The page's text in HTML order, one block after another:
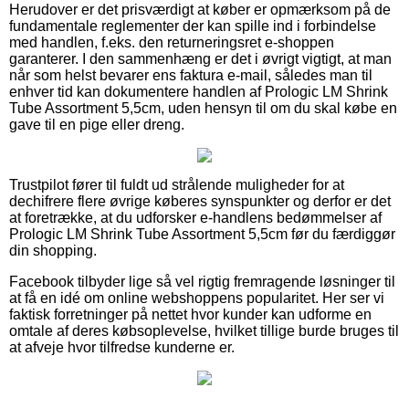
Herudover er det prisværdigt at køber er opmærksom på de
fundamentale reglementer der kan spille ind i forbindelse
med handlen, f.eks. den returneringsret e-shoppen
garanterer. I den sammenhæng er det i øvrigt vigtigt, at man
når som helst bevarer ens faktura e-mail, således man til
enhver tid kan dokumentere handlen af Prologic LM Shrink
Tube Assortment 5,5cm, uden hensyn til om du skal købe en
gave til en pige eller dreng.
Trustpilot fører til fuldt ud strålende muligheder for at
dechifrere flere øvrige køberes synspunkter og derfor er det
at foretrække, at du udforsker e-handlens bedømmelser af
Prologic LM Shrink Tube Assortment 5,5cm før du færdiggør
din shopping.
Facebook tilbyder lige så vel rigtig fremragende løsninger til
at få en idé om online webshoppens popularitet. Her ser vi
faktisk forretninger på nettet hvor kunder kan udforme en
omtale af deres købsoplevelse, hvilket tillige burde bruges til
at afveje hvor tilfredse kunderne er.